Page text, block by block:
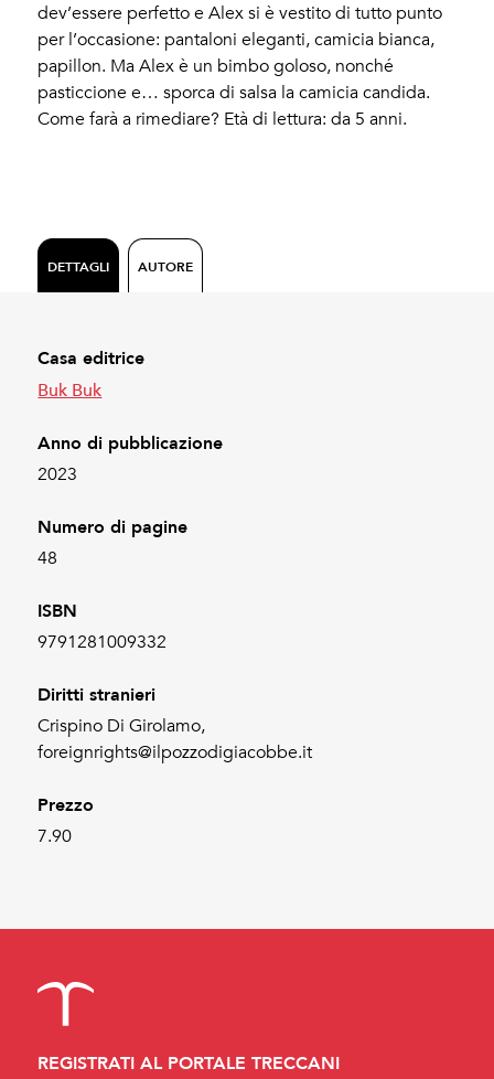
dev’essere perfetto e Alex si è vestito di tutto punto
per l’occasione: pantaloni eleganti, camicia bianca,
papillon. Ma Alex è un bimbo goloso, nonché
pasticcione e… sporca di salsa la camicia candida.
Come farà a rimediare? Età di lettura: da 5 anni.
DETTAGLI AUTORE
Casa editrice
Buk Buk
Anno di pubblicazione
2023
Numero di pagine
48
ISBN
9791281009332
Diritti stranieri
Crispino Di Girolamo,
foreignrights@ilpozzodigiacobbe.it
Prezzo
7.90
REGISTRATI AL PORTALE TRECCANI